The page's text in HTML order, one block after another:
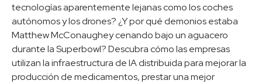
tecnologías aparentemente lejanas como los coches
autónomos y los drones? ¿Y por qué demonios estaba
Matthew McConaughey cenando bajo un aguacero
durante la Superbowl? Descubra cómo las empresas
utilizan la infraestructura de IA distribuida para mejorar la
producción de medicamentos, prestar una mejor